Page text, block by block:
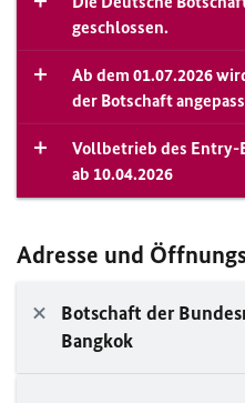
geschlossen.
Ab dem 01.07.2026
der Botschaft
Vollbetrieb des Entry-
ab 10.04.2026
Adresse und
Botschaft der
Bangkok